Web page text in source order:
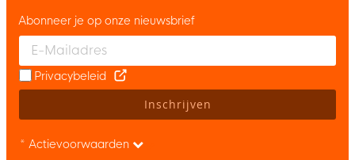
Enter your email and accept the privacy policy to subscribe to
Abonneer je op onze nieuwsbrief
Privacybeleid
Inschrijven
* Actievoorwaarden